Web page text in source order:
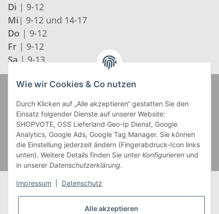
Di | 9-12
Mi | 9-12 und 14-17
Do | 9-12
Fr | 9-12
Sa | 9-13
Wie wir Cookies & Co nutzen
Durch Klicken auf „Alle akzeptieren“ gestatten Sie den
Einsatz folgender Dienste auf unserer Website:
SHOPVOTE, OSS Lieferland Geo-Ip Dienst, Google
Analytics, Google Ads, Google Tag Manager. Sie können
die Einstellung jederzeit ändern (Fingerabdruck-Icon links
unten). Weitere Details finden Sie unter Konfigurieren und
in unserer Datenschutzerklärung.
Impressum Datenschutz
Alle akzeptieren